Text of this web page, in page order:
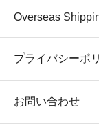
Overseas
プライバシーポ
お問い合わせ